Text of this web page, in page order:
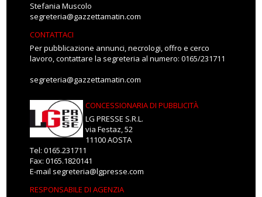
Stefania Muscolo
segreteria@gazzettamatin.com
CONTATTACI
Per pubblicazione annunci, necrologi, offro e cerco
lavoro, contattare la segreteria al numero: 0165/231711
segreteria@gazzettamatin.com
CONCESSIONARIA DI PUBBLICITÀ
LG PRESSE S.R.L.
via Festaz, 52
11100 AOSTA
Tel: 0165.231711
Fax: 0165.1820141
E-mail segreteria@lgpresse.com
RESPONSABILE DI AGENZIA